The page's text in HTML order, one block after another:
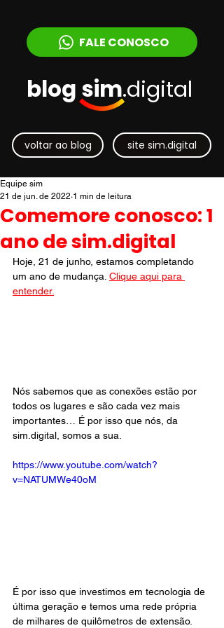
FALE CONOSCO
blog sim.digital
voltar ao blog site sim.digital
Comemore conosco: 1
ano de sim.digital
Equipe sim
21 de jun. de 2022 1 min de leitura
Hoje, 21 de junho, estamos completando
um ano de mudança. Clique aqui para
entender.
Nós sabemos que as conexões estão por
todos os lugares e são cada vez mais
importantes… É por isso que nós, da
sim.digital, somos a sua.
https://www.youtube.com/watch?
v=NATUMWe40oM
É por isso que investimos em tecnologia de
última geração e temos uma rede própria
de milhares de quilômetros de extensão.